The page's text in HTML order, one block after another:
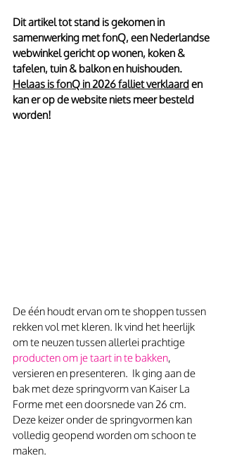
Dit artikel tot stand is gekomen in
samenwerking met fonQ, een Nederlandse
webwinkel gericht op wonen, koken &
tafelen, tuin & balkon en huishouden.
Helaas is fonQ in 2026 falliet verklaard en
kan er op de website niets meer besteld
worden!
De één houdt ervan om te shoppen tussen
rekken vol met kleren. Ik vind het heerlijk
om te neuzen tussen allerlei prachtige
producten om je taart in te bakken,
versieren en presenteren.  Ik ging aan de
bak met deze springvorm van Kaiser La
Forme met een doorsnede van 26 cm.
Deze keizer onder de springvormen kan
volledig geopend worden om schoon te
maken.